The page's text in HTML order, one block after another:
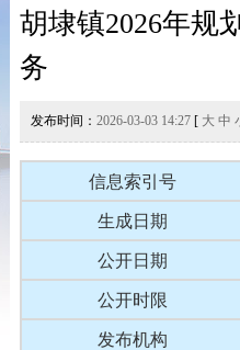
胡埭镇2026年规
务
发布时间： 2026-03-03 14:27[ 大 中
信息索引号
生成日期
公开日期
公开时限
发布机构